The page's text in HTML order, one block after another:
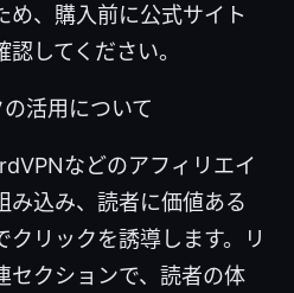
め、購入前に公式サイト
してください。
活用について
などのアフィリエイ
み込み、読者に価値ある
クリックを誘導します。リ
セクションで、読者の体